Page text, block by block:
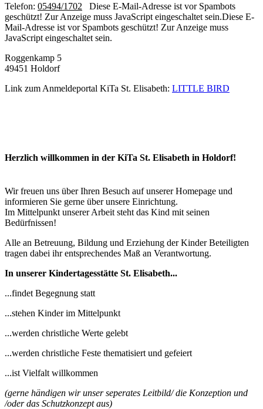
Telefon: 05494/1702
Diese E-Mail-Adresse ist vor Spambots
geschützt! Zur Anzeige muss JavaScript eingeschaltet sein.Diese E-
Mail-Adresse ist vor Spambots geschützt! Zur Anzeige muss
JavaScript eingeschaltet sein.
Roggenkamp 5
49451 Holdorf
Link zum Anmeldeportal KiTa St. Elisabeth: LITTLE BIRD
Herzlich willkommen in der KiTa St. Elisabeth in Holdorf!
Wir freuen uns über Ihren Besuch auf unserer Homepage und
informieren Sie gerne über unsere Einrichtung.
Im Mittelpunkt unserer Arbeit steht das Kind mit seinen
Bedürfnissen!
Alle an Betreuung, Bildung und Erziehung der Kinder Beteiligten
tragen dabei ihr entsprechendes Maß an Verantwortung.
In unserer Kindertagesstätte St. Elisabeth...
...findet Begegnung statt
...stehen Kinder im Mittelpunkt
...werden christliche Werte gelebt
...werden christliche Feste thematisiert und gefeiert
...ist Vielfalt willkommen
(gerne händigen wir unser seperates Leitbild/ die Konzeption und
/oder das Schutzkonzept aus)